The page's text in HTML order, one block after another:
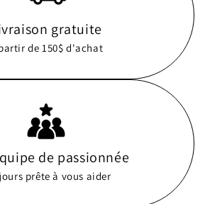
gratuite
de 150$ d'achat
de passionnée
prête à vous aider